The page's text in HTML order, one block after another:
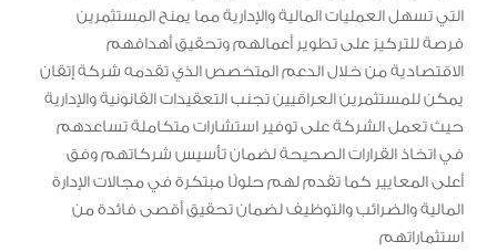
التي تسهل العمليات المالية والإدارية مما يمنح المستثمرين
فرصة للتركيز على تطوير أعمالهم وتحقيق أهدافهم
الاقتصادية من خلال الدعم المتخصص الذي تقدمه شركة إتقان
يمكن للمستثمرين العراقيين تجنب التعقيدات القانونية والإدارية
حيث تعمل الشركة على توفير استشارات متكاملة تساعدهم
في اتخاذ القرارات الصحيحة لضمان تأسيس شركاتهم وفق
أعلى المعايير كما تقدم لهم حلولًا مبتكرة في مجالات الإدارة
المالية والضرائب والتوظيف لضمان تحقيق أقصى فائدة من
استثماراتهم